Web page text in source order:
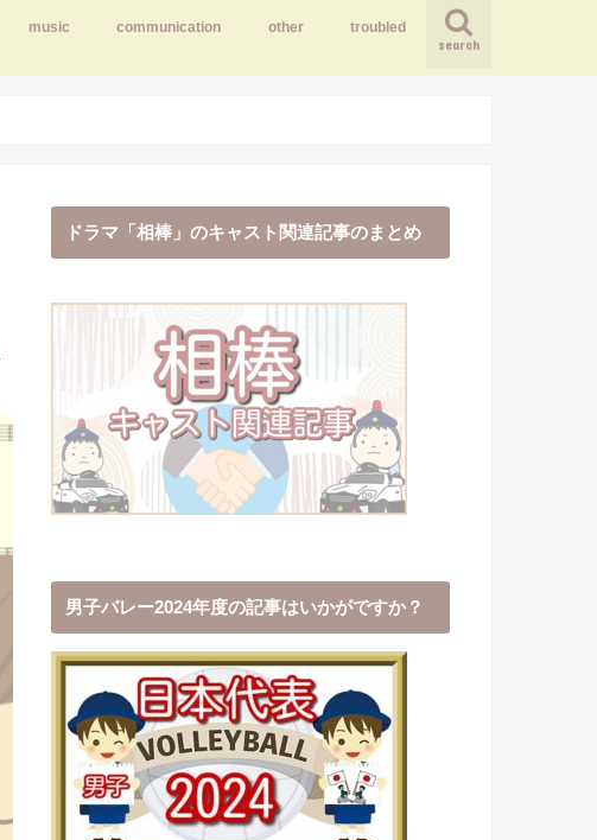
search
music communication other troubled
ドラマ「相棒」のキャスト関連記事のまとめ
男子バレー2024年度の記事はいかがですか？